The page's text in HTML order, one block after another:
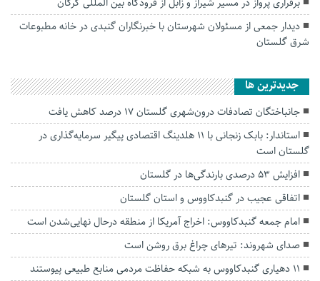
دیدار جمعی از مسئولان شهرستان با خبرنگاران گنبدی در خانه مطبوعات
شرق گلستان
جديدترين ها
جانباختگان تصادفات درون‌شهری گلستان ۱۷ درصد کاهش یافت
استاندار: بابک زنجانی با ۱۱ هلدینگ اقتصادی پیگیر سرمایه‌گذاری در
گلستان است
افزایش ۵۳ درصدی بارندگی‌ها در گلستان
اتفاقی عجیب در‌ گنبدکاووس و استان گلستان
امام جمعه گنبدکاووس: اخراج آمریکا از منطقه درحال نهایی‌شدن است
صدای شهروند: تیرهای چراغ برق روشن است
۱۱ دهیاری گنبدکاووس به شبکه حفاظت مردمی منابع طبیعی پیوستند